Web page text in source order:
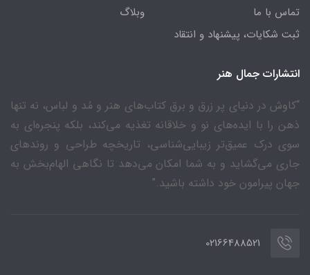
تماس با ما
ثبت شکایات، پیشنهاد و انتقاد
وبلاگ
انتشارات جمال هنر
“کاوش در دنیای پر زرق و برق کتاب‌های هنر و مُد و لباس، نه تنها
ذهن را با ایده‌های نو و خلاقانه تغذیه می‌کند، بلکه پنجره‌ای به
سوی درک عمیق‌تر زیبایی‌شناسی، تاریخچه طراحی و روندهای
جاری می‌گشاید و به شما امکان می‌دهد تا نگاهی الهام‌بخش به
جهان پیرامون خود داشته باشید.”
02166488521